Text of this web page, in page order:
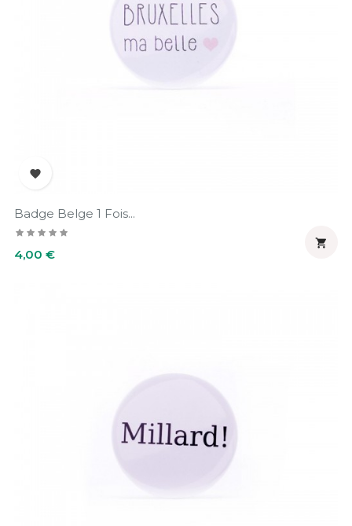

Badge Belge 1 Fois...
Prix
4,00 €
